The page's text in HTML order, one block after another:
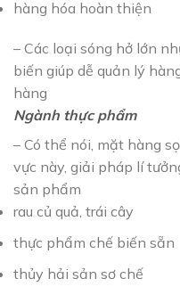
hàng hóa hoàn thiện
– Các loại sóng hở lớn
biến giúp dễ quản lý
hàng
Ngành thực phẩm
– Có thể nói, mặt hàng
vực này, giải pháp lí
sản phẩm
rau củ quả, trái cây
thực phẩm chế biến sẵn
thủy hải sản sơ chế